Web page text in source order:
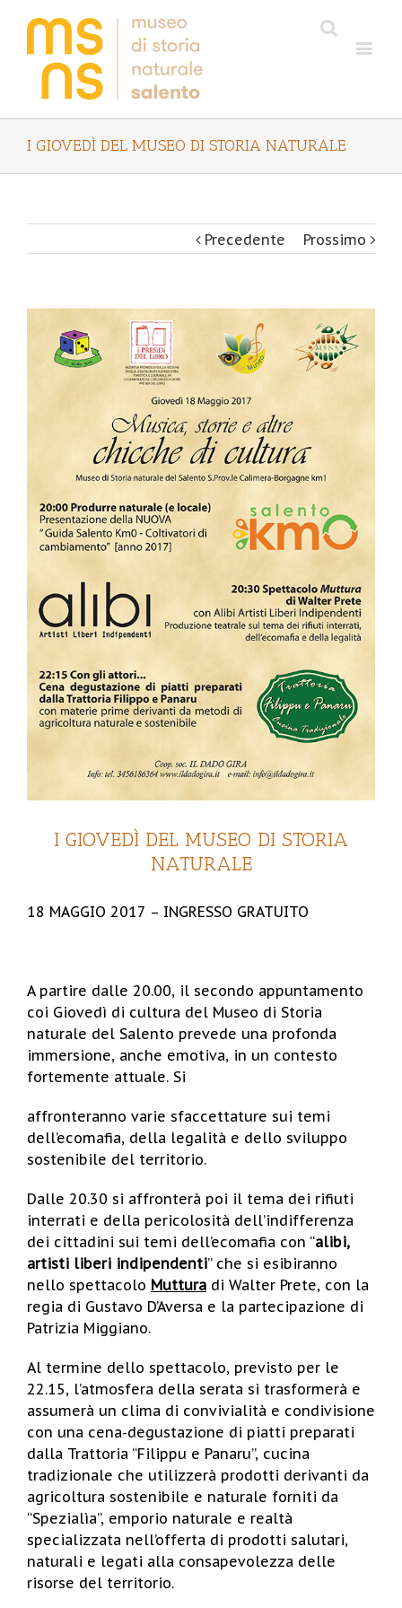
I GIOVEDÌ DEL MUSEO DI STORIA NATURALE
Precedente Prossimo
Larger
Image
I GIOVEDÌ DEL MUSEO DI STORIA
NATURALE
18 MAGGIO 2017 – INGRESSO GRATUITO
A partire dalle 20.00, il secondo appuntamento
coi Giovedì di cultura del Museo di Storia
naturale del Salento prevede una profonda
immersione, anche emotiva, in un contesto
fortemente attuale. Si
affronteranno varie sfaccettature sui temi
dell’ecomafia, della legalità e dello sviluppo
sostenibile del territorio.
Dalle 20.30 si affronterà poi il tema dei rifiuti
interrati e della pericolosità dell’indifferenza
dei cittadini sui temi dell’ecomafia con “alibi,
artisti liberi indipendenti” che si esibiranno
nello spettacolo Muttura di Walter Prete, con la
regia di Gustavo D’Aversa e la partecipazione di
Patrizia Miggiano.
Al termine dello spettacolo, previsto per le
22.15, l’atmosfera della serata si trasformerà e
assumerà un clima di convivialità e condivisione
con una cena-degustazione di piatti preparati
dalla Trattoria “Filippu e Panaru”, cucina
tradizionale che utilizzerà prodotti derivanti da
agricoltura sostenibile e naturale forniti da
“Spezialìa”, emporio naturale e realtà
specializzata nell’offerta di prodotti salutari,
naturali e legati alla consapevolezza delle
risorse del territorio.